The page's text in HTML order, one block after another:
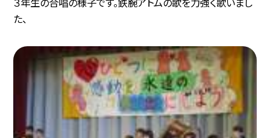
た、